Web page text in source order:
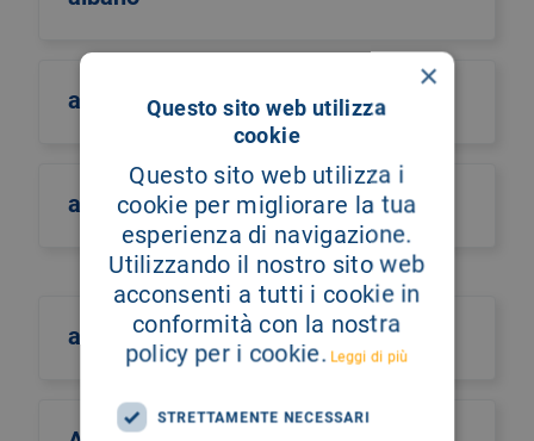
albero della vita
alberto castiglione
alberto culotta
×
Questo sito web utilizza
cookie
Questo sito web utilizza i
cookie per migliorare la tua
esperienza di navigazione.
Utilizzando il nostro sito web
acconsenti a tutti i cookie in
conformità con la nostra
policy per i cookie. Leggi di più
STRETTAMENTE NECESSARI